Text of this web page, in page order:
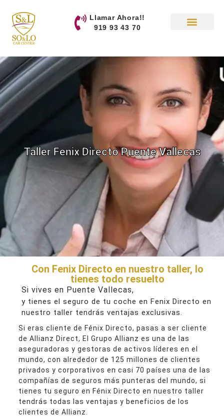
Llamar Ahora!!
919 93 43 70
Taller Fenix Directo Puente Vallecas
Con Fenix Directo en nuestro taller, lo
tienes todo resuelto
Si vives en Puente Vallecas,
y tienes el seguro de tu coche en Fenix Directo en
nuestro taller tendrás ventajas exclusivas.
Si eras cliente de Fénix Directo, pasas a ser cliente
de Allianz Direct, El Grupo Allianz es una de las
aseguradoras y gestoras de activos líderes en el
mundo, con alrededor de 125 millones de clientes
privados y corporativos en casi 70 países una de las
compañías de seguros más punteras del mundo, si
tienes tu seguro en Fénix Directo en nuestro taller
tendrás todas las ventajas y beneficios de los
clientes de Allianz.